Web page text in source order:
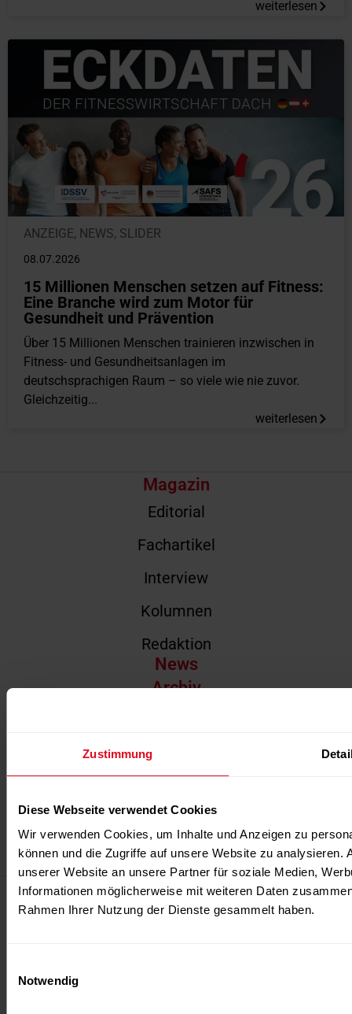
Zustimmung
Diese Webseite verwendet Cookies
Wir verwenden Cookies, um Inhalte und Anzeigen zu
können und die Zugriffe auf unsere Website zu
unserer Website an unsere Partner für soziale Medien,
Informationen möglicherweise mit weiteren Daten
Rahmen Ihrer Nutzung der Dienste gesammelt haben.
Notwendig
weiterlesen
ANZEIGE, NEWS, SLIDER
08.07.2026
15 Millionen Menschen setzen auf Fitness:
Eine Branche wird zum Motor für
Gesundheit und Prävention
Über 15 Millionen Menschen trainieren inzwischen in
Fitness- und Gesundheitsanlagen im
deutschsprachigen Raum – so viele wie nie zuvor.
Gleichzeitig...
weiterlesen
Magazin
Editorial
Fachartikel
Interview
Kolumnen
Redaktion
News
Archiv
Über uns
Team
Kontakt
Verbinden Sie sich mit uns